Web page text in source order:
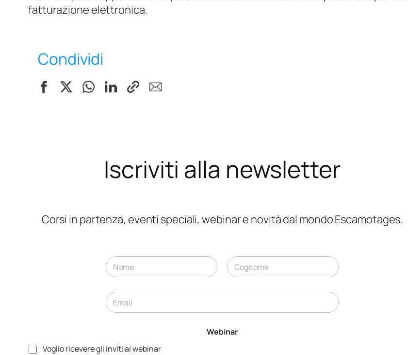
fatturazione elettronica.
Condividi
Iscriviti alla newsletter
Corsi in partenza, eventi speciali, webinar e novità dal mondo Escamotages.
*
Webinar
Voglio ricevere gli inviti ai webinar